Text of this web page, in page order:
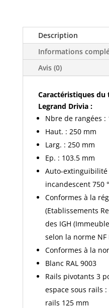
électrique
nu
rangée
13
modules
Description
Informations
Avis (0)
Caractéristiques du
Legrand Drivia :
Nbre de rangées :
Haut. : 250 mm
Larg. : 250 mm
Ep. : 103.5 mm
Auto-
incandescent 750
Conformes à la
(Etablissements
des IGH
selon la norme NF
Conformes à la
Blanc RAL 9003
Rails pivotants 3
espace sous rails
rails 125 mm